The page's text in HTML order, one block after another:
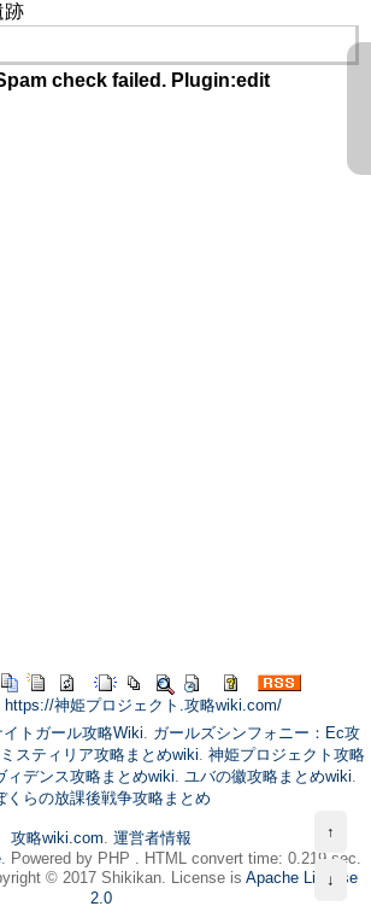
跡
check failed. Plugin:edit
https://神姫プロジェクト.攻略wiki.com/
トガール攻略Wiki. ガールズシンフォニー：Ec攻
スティリア攻略まとめwiki. 神姫プロジェクト攻略
ィデンス攻略まとめwiki. ユバの徽攻略まとめwiki.
くらの放課後戦争攻略まとめ
攻略wiki.com. 運営者情報
. Powered by PHP . HTML convert time: 0.219 sec.
© 2017 Shikikan. License is Apache License
2.0
↑
↓